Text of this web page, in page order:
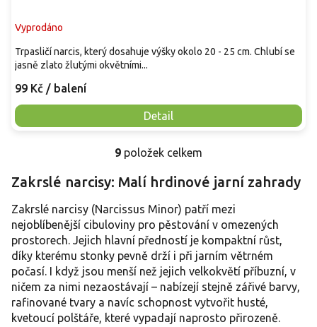
Vyprodáno
99 Kč / balení
Detail
Trpasličí narcis, který dosahuje výšky okolo 20 - 25 cm. Chlubí se
jasně zlato žlutými okvětními...
O
l
d
a
c
í
p
r
v
k
y
9 položek celkem
Zakrslé narcisy: Malí hrdinové jarní zahrady
Zakrslé narcisy (Narcissus Minor) patří mezi
nejoblíbenější cibuloviny pro pěstování v omezených
prostorech. Jejich hlavní předností je kompaktní růst,
díky kterému stonky pevně drží i při jarním větrném
počasí. I když jsou menší než jejich velkokvětí příbuzní, v
ničem za nimi nezaostávají – nabízejí stejně zářivé barvy,
rafinované tvary a navíc schopnost vytvořit husté,
kvetoucí polštáře, které vypadají naprosto přirozeně.